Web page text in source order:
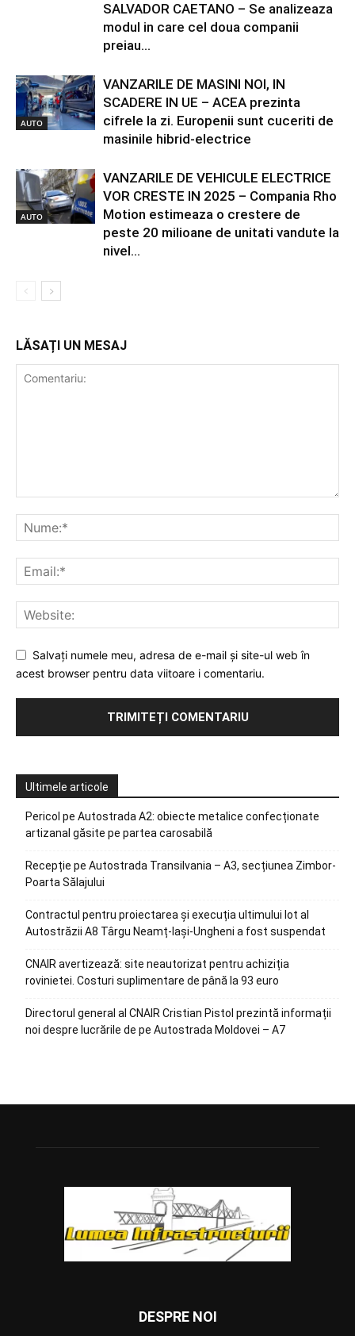
SALVADOR CAETANO – Se analizeaza
modul in care cel doua companii
preiau...
AUTO
VANZARILE DE MASINI NOI, IN
SCADERE IN UE – ACEA prezinta
cifrele la zi. Europenii sunt cuceriti de
masinile hibrid-electrice
AUTO
VANZARILE DE VEHICULE ELECTRICE
VOR CRESTE IN 2025 – Compania Rho
Motion estimeaza o crestere de
peste 20 milioane de unitati vandute la
nivel...
LĂSAȚI UN MESAJ
Salvați numele meu, adresa de e-mail și site-ul web în
acest browser pentru data viitoare i comentariu.
Ultimele articole
Pericol pe Autostrada A2: obiecte metalice confecționate
artizanal găsite pe partea carosabilă
Recepție pe Autostrada Transilvania – A3, secțiunea Zimbor-
Poarta Sălajului
Contractul pentru proiectarea și execuția ultimului lot al
Autostrăzii A8 Târgu Neamț-Iași-Ungheni a fost suspendat
CNAIR avertizează: site neautorizat pentru achiziția
rovinietei. Costuri suplimentare de până la 93 euro
Directorul general al CNAIR Cristian Pistol prezintă informații
noi despre lucrările de pe Autostrada Moldovei – A7
DESPRE NOI